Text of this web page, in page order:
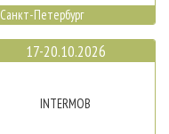
Санкт-Петербург
17-20.10.2026
INTERMOB